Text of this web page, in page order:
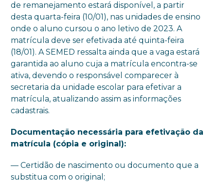
de remanejamento estará disponível, a partir
desta quarta-feira (10/01), nas unidades de ensino
onde o aluno cursou o ano letivo de 2023. A
matrícula deve ser efetivada até quinta-feira
(18/01). A SEMED ressalta ainda que a vaga estará
garantida ao aluno cuja a matrícula encontra-se
ativa, devendo o responsável comparecer à
secretaria da unidade escolar para efetivar a
matrícula, atualizando assim as informações
cadastrais.
Documentação necessária para efetivação da
matrícula (cópia e original):
— Certidão de nascimento ou documento que a
substitua com o original;